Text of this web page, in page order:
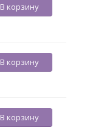
В корзину
В корзину
В корзину